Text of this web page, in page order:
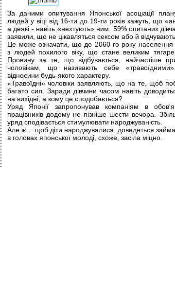
За даними опитування Японської асоціації
людей у віці від 16-ти до 19-ти років кажуть, що
а деякі - навіть «нехтують» ним. 59% опитаних
заявили, що не цікавляться сексом або й відчувають
Це може означати, що до 2060-го року населення
з людей похилого віку, що стане великим
Провину за те, що відбувається, найчастіше
чоловікам, що називають себе
відносини будь-якого характеру.
«Травоїдні» чоловіки заявляють, що на те, щоб
багато сил. Заради дівчини часом навіть
на вихідні, а кому це сподобається?
Уряд Японії запропонував компаніям в
працівників додому не пізніше шести вечора.
уряд сподівається стимулювати народжуваність.
Але ж… щоб діти народжувалися, доведеться
в головах японської молоді, схоже, засіла міцно.